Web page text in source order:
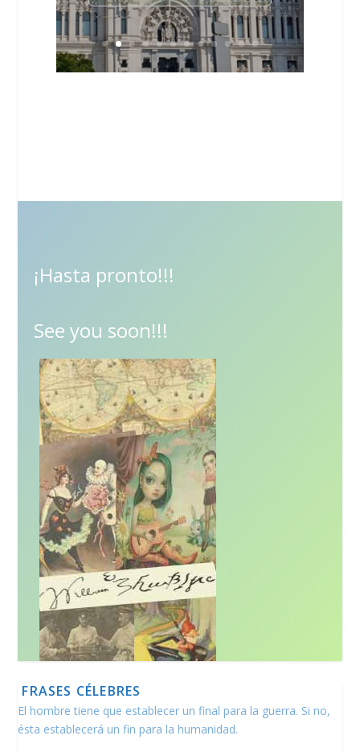
¡Hasta pronto!!!
See you soon!!!
FRASES CÉLEBRES
El hombre tiene que establecer un final para la guerra. Si no,
ésta establecerá un fin para la humanidad.